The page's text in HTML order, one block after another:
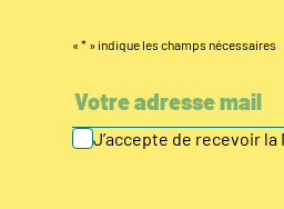
« * » indique les champs nécessaires
J’accepte de recevoir